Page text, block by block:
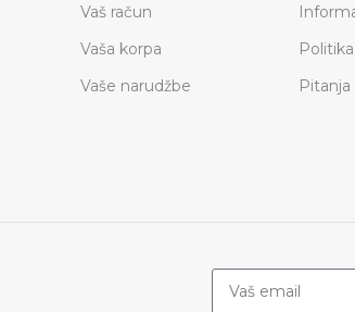
Vaš račun
Vaša korpa
Vaše narudžbe